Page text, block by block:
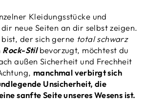
Kleidungsstücke und
dir neue Seiten an dir selbst zeigen.
der sich gerne total schwarz
Rock-Stilbevorzugt, möchtest du
außen Sicherheit und Frechheit
manchmal verbirgt sich
Unsicherheit, die
sanfte Seite unseres Wesens ist.